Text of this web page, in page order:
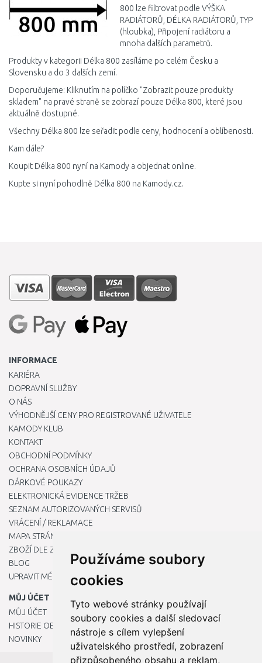
Používáme soubory
cookies
Tyto webové stránky používají
soubory cookies a další sledovací
nástroje s cílem vylepšení
uživatelského prostředí, zobrazení
přizpůsobeného obsahu a reklam,
800 lze filtrovat podle VÝŠKA
RADIÁTORŮ, DÉLKA RADIÁTORŮ, TYP
(hloubka), Připojení radiátoru a
mnoha dalších parametrů.
Produkty v kategorii Délka 800 zasíláme po celém Česku a
Slovensku a do 3 dalších zemí.
Doporučujeme: Kliknutím na políčko "Zobrazit pouze produkty
skladem" na pravé straně se zobrazí pouze Délka 800, které jsou
aktuálně dostupné.
Všechny Délka 800 lze seřadit podle ceny, hodnocení a oblíbenosti.
Kam dále?
Koupit Délka 800 nyní na Kamody a objednat online.
Kupte si nyní pohodlně Délka 800 na Kamody.cz.
INFORMACE
KARIÉRA
DOPRAVNÍ SLUŽBY
O NÁS
VÝHODNĚJŠÍ CENY PRO REGISTROVANÉ UŽIVATELE
KAMODY KLUB
KONTAKT
OBCHODNÍ PODMÍNKY
OCHRANA OSOBNÍCH ÚDAJŮ
DÁRKOVÉ POUKAZY
ELEKTRONICKÁ EVIDENCE TRŽEB
SEZNAM AUTORIZOVANÝCH SERVISŮ
VRÁCENÍ / REKLAMACE
MAPA STRÁNKY
ZBOŽÍ DLE ZNAČEK
BLOG
UPRAVIT MÉ PŘEDVOLBY COOKIES
MŮJ ÚČET
MŮJ ÚČET
HISTORIE OBJEDNÁVEK
NOVINKY